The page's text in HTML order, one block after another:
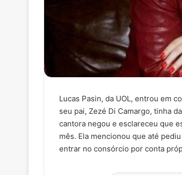
Lucas Pasin, da UOL, entrou em
seu pai, Zezé Di Camargo, tinha
cantora negou e esclareceu que
mês. Ela mencionou que até
entrar no consórcio por conta